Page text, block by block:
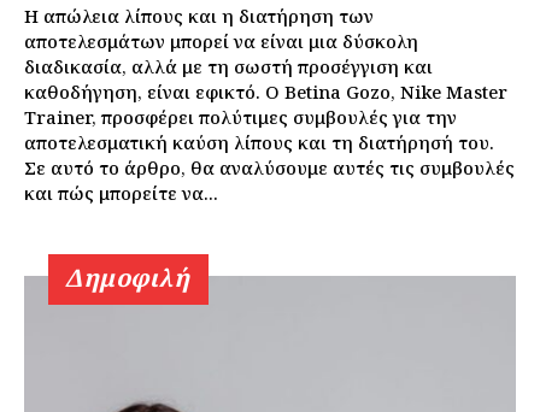
Η απώλεια λίπους και η διατήρηση των
αποτελεσμάτων μπορεί να είναι μια δύσκολη
διαδικασία, αλλά με τη σωστή προσέγγιση και
καθοδήγηση, είναι εφικτό. Ο Betina Gozo, Nike Master
Trainer, προσφέρει πολύτιμες συμβουλές για την
αποτελεσματική καύση λίπους και τη διατήρησή του.
Σε αυτό το άρθρο, θα αναλύσουμε αυτές τις συμβουλές
και πώς μπορείτε να...
Δημοφιλή